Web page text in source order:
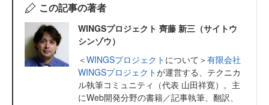
この記事の著者
WINGSプロジェクト 齊藤 新三（サイトウ
シンゾウ）
＜WINGSプロジェクト について＞有限会社
WINGSプロジェクトが運営する、テクニカ
ル執筆コミュニティ（代表 山田祥寛）。主
にWeb開発分野の書籍／記事執筆、翻訳、